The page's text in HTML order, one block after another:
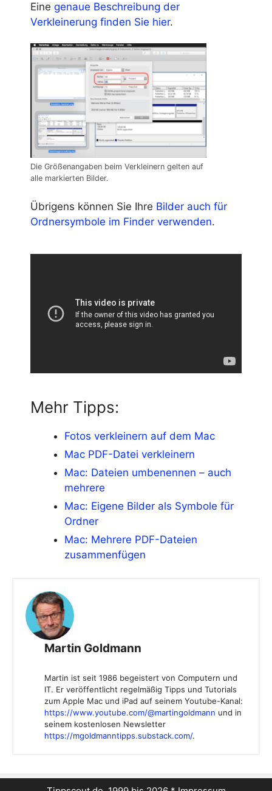
Eine genaue Beschreibung der
Verkleinerung finden Sie hier.
Die Größenangaben beim Verkleinern gelten auf
alle markierten Bilder.
Übrigens können Sie Ihre Bilder auch für
Ordnersymbole im Finder verwenden.
Mehr Tipps:
Fotos verkleinern auf dem Mac
Mac PDF-Datei verkleinern
Mac: Dateien umbenennen – auch
mehrere
Mac: Eigene Bilder als Symbole für
Ordner
Mac: Mehrere PDF-Dateien
zusammenfügen
Martin Goldmann
Martin ist seit 1986 begeistert von Computern und
IT. Er veröffentlicht regelmäßig Tipps und Tutorials
zum Apple Mac und iPad auf seinem Youtube-Kanal:
https://www.youtube.com/@martingoldmann und in
seinem kostenlosen Newsletter
https://mgoldmanntipps.substack.com/.